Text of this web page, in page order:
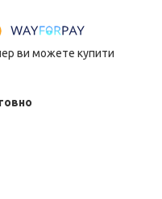
ви можете купити